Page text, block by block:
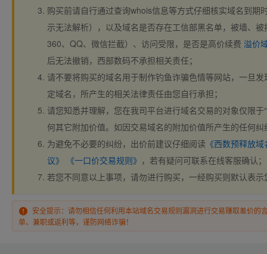
购买前请自行通过查询whois信息等方式仔细核实域名到期
示无法解析），以及域名是否存在工信部黑名单，被墙、
360、QQ、微信拦截）、访问受限，是否是高价续费 溢价
后无法撤销，西部数码不承担相关责任；
请不要将购买的域名用于制作钓鱼诈骗色情等网站，一旦
定域名，所产生的相关法律责任由您自行承担；
请您知悉并理解，您在我司平台进行域名交易的对象仅限于
何其它附加价值。如因交易域名的附加价值所产生的任何
为避免不必要的纠纷，出价前建议仔细阅读 《西数预释放
议》
《一口价交易规则》 ，若有疑问可联系在线客服确认；
若您不同意以上事项，请勿进行购买，一经购买则默认表
安全提示：请勿相信任何利用本站域名交易规则漏洞进行交易赚取差价的
单、兼职或返利等，谨防网络诈骗！